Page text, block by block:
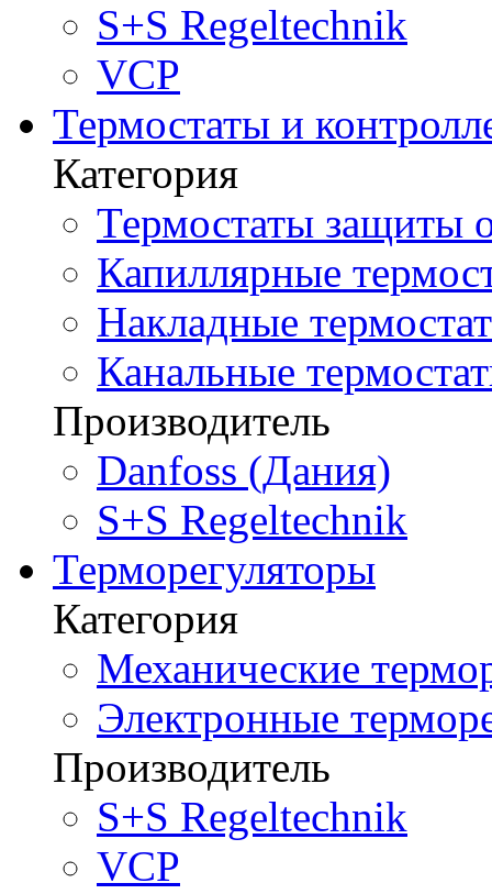
S+S Regeltechnik
VCP
Термостаты и
Категория
Термостаты защиты
Капиллярные
Накладные
Канальные
Производитель
Danfoss (Дания)
S+S Regeltechnik
Терморегуляторы
Категория
Механические
Электронные
Производитель
S+S Regeltechnik
VCP